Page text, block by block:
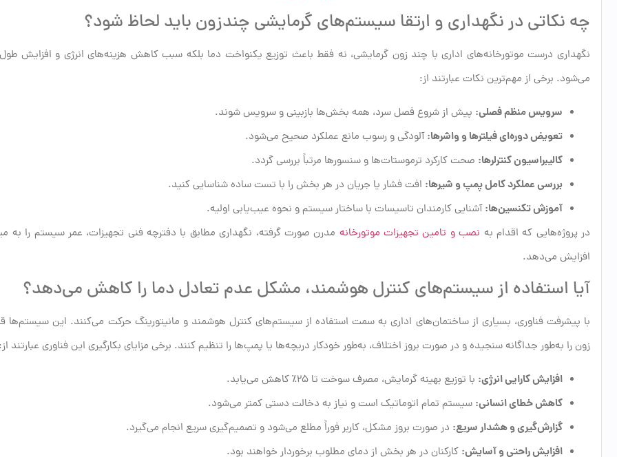
چه نکاتی در نگهداری و ارتقا سیستم‌های گرمایشی چندزون باید لحاظ شود؟
نگهداری درست موتورخانه‌های اداری با چند زون گرمایشی، نه فقط باعث توزیع یکنواخت دما بلکه سبب کاهش هزینه‌های انرژی و افزایش
می‌شود. برخی از مهم‌ترین نکات عبارتند از:
سرویس منظم فصلی: پیش از شروع فصل سرد، همه بخش‌ها بازبینی و سرویس شوند.
تعویض دوره‌ای فیلترها و واشرها:آلودگی و رسوب مانع عملکرد صحیح می‌شود.
کالیبراسیون کنترلرها: صحت کارکرد ترموستات‌ها و سنسورها مرتباً بررسی گردد.
بررسی عملکرد کامل پمپ و شیرها: افت فشار یا جریان در هر بخش را با تست ساده شناسایی کنید.
آموزش تکنسین‌ها:آشنایی کارمندان تاسیسات با ساختار سیستم و نحوه عیب‌یابی اولیه.
در پروژه‌هایی که اقدام به نصب و تامین تجهیزات موتورخانه مدرن صورت گرفته، نگهداری مطابق با دفترچه فنی تجهیزات، عمر سیستم را به
افزایش می‌دهد.
آیا استفاده از سیستم‌های کنترل هوشمند، مشکل عدم تعادل دما را کاهش می‌دهد؟
با پیشرفت فناوری، بسیاری از ساختمان‌های اداری به سمت استفاده از سیستم‌های کنترل هوشمند و مانیتورینگ حرکت می‌کنند. این سیستم‌ها
زون را به‌طور جداگانه سنجیده و در صورت بروز اختلاف، به‌طور خودکار دریچه‌ها یا پمپ‌ها را تنظیم کنند. برخی مزایای بکارگیری این فناوری عبارتند
افزایش کارایی انرژی: با توزیع بهینه گرمایش، مصرف سوخت تا ۲۵٪ کاهش می‌یابد.
کاهش خطای انسانی: سیستم تمام اتوماتیک است و نیاز به دخالت دستی کمتر می‌شود.
گزارش‌گیری و هشدار سریع: در صورت بروز مشکل، کاربر فوراً مطلع می‌شود و تصمیم‌گیری سریع انجام می‌گیرد.
افزایش راحتی و آسایش: کارکنان در هر بخش از دمای مطلوب برخوردار خواهند بود.